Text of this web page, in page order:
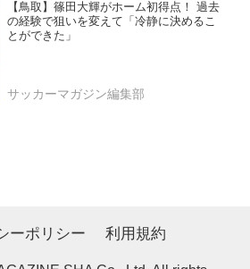
【鳥取】篠田大輝がホーム初得点！ 過去
の経験で狙いを変えて「冷静に決めるこ
とができた」
サッカーマガジン編集部
ーポリシー 利用規約